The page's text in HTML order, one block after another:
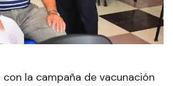
la campaña de vacunación